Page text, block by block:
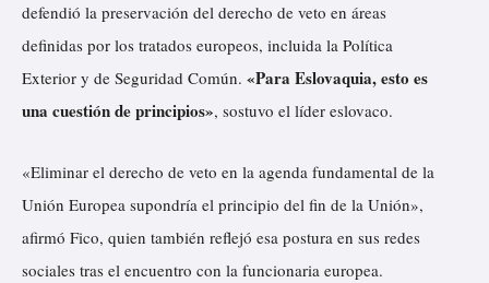
defendió la preservación del derecho de veto en áreas
definidas por los tratados europeos, incluida la Política
Exterior y de Seguridad Común. «Para Eslovaquia, esto es
una cuestión de principios», sostuvo el líder eslovaco.
«Eliminar el derecho de veto en la agenda fundamental de la
Unión Europea supondría el principio del fin de la Unión»,
afirmó Fico, quien también reflejó esa postura en sus redes
sociales tras el encuentro con la funcionaria europea.